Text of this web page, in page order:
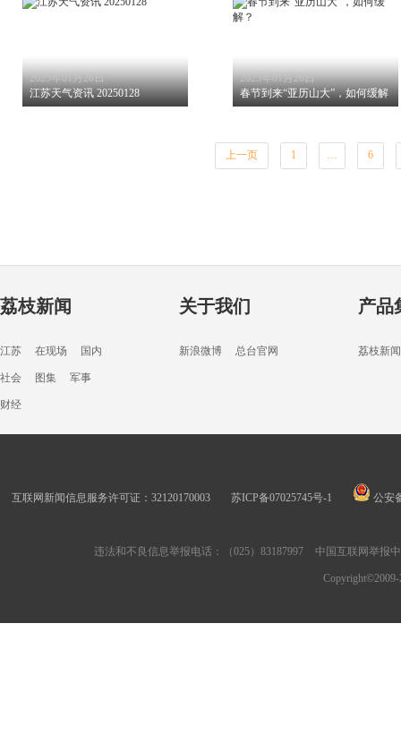
2025年01月28日
江苏天气资讯 20250128
2025年01月28日
春节到来“亚历山大”，如何缓解？
上一页 1 … 6
荔枝新闻
江苏 在现场 国内
社会 图集 军事
财经
关于我们
新浪微博 总台官网
产品
荔枝新闻
互联网新闻信息服务许可证：32120170003 苏ICP备07025745号-1 公安
违法和不良信息举报电话：（025）83187997 中国互联网举报